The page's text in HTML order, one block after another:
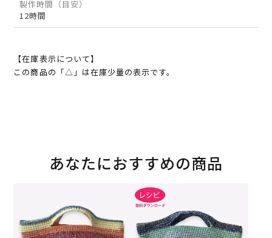
製作時間（目安）
12時間
【在庫表示について】
この商品の「△」は在庫少量の表示です。
あなたにおすすめの商品